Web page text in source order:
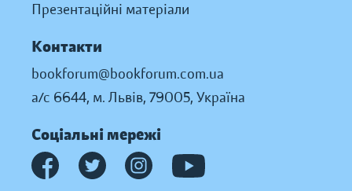
Презентаційні матеріали
Контакти
bookforum@bookforum.com.ua
а/с 6644, м. Львів, 79005, Україна
Соціальні мережі